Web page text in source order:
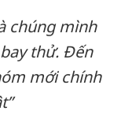
chúng mình
thử. Đến
mới chính